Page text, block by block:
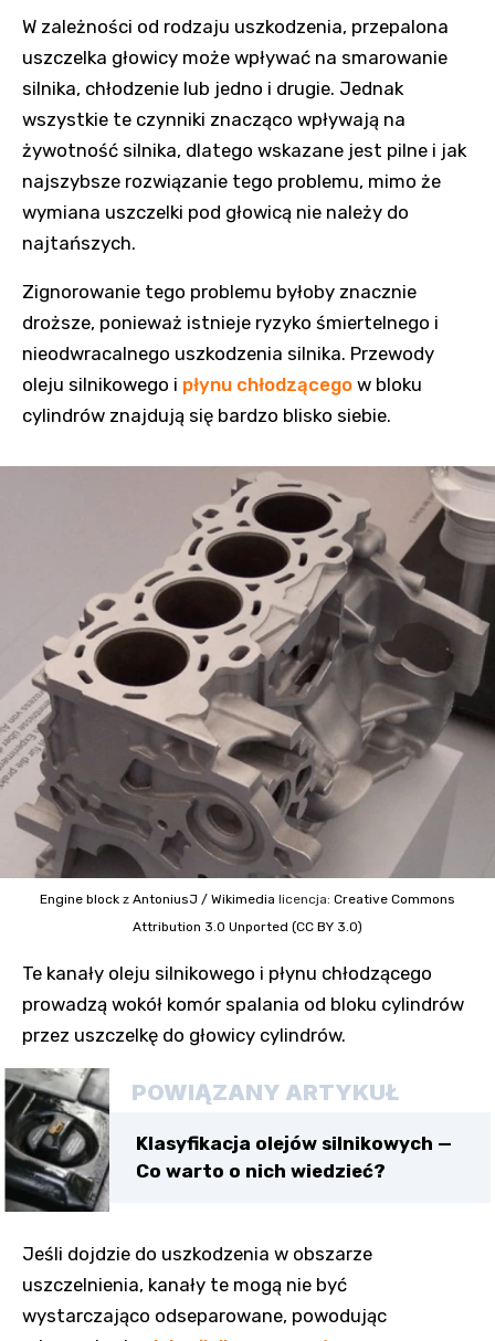
W zależności od rodzaju uszkodzenia, przepalona
uszczelka głowicy może wpływać na smarowanie
silnika, chłodzenie lub jedno i drugie. Jednak
wszystkie te czynniki znacząco wpływają na
żywotność silnika, dlatego wskazane jest pilne i jak
najszybsze rozwiązanie tego problemu, mimo że
wymiana uszczelki pod głowicą nie należy do
najtańszych.
Zignorowanie tego problemu byłoby znacznie
droższe, ponieważ istnieje ryzyko śmiertelnego i
nieodwracalnego uszkodzenia silnika. Przewody
oleju silnikowego i płynu chłodzącego w bloku
cylindrów znajdują się bardzo blisko siebie.
Engine block z AntoniusJ / Wikimedia licencja: Creative Commons
Attribution 3.0 Unported (CC BY 3.0)
Te kanały oleju silnikowego i płynu chłodzącego
prowadzą wokół komór spalania od bloku cylindrów
przez uszczelkę do głowicy cylindrów.
POWIĄZANY ARTYKUŁ
Klasyfikacja olejów silnikowych —
Co warto o nich wiedzieć?
Jeśli dojdzie do uszkodzenia w obszarze
uszczelnienia, kanały te mogą nie być
wystarczająco odseparowane, powodując